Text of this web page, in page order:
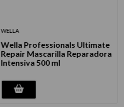
WELLA
Wella Professionals Ultimate
Repair Mascarilla Reparadora
Intensiva 500 ml